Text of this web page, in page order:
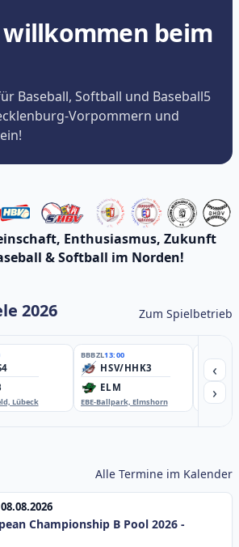
beim
Baseball, Softball und Baseball5
Vorpommern und
Enthusiasmus, Zukunft
& Softball im Norden!
2026 Zum Spielbetrieb
Lübeck
BBBZL13:00
HSV/HHK3
ELM
EBE-Ballpark, Elmshorn
‹
›
Alle Termine im Kalender
Championship B Pool 2026 -